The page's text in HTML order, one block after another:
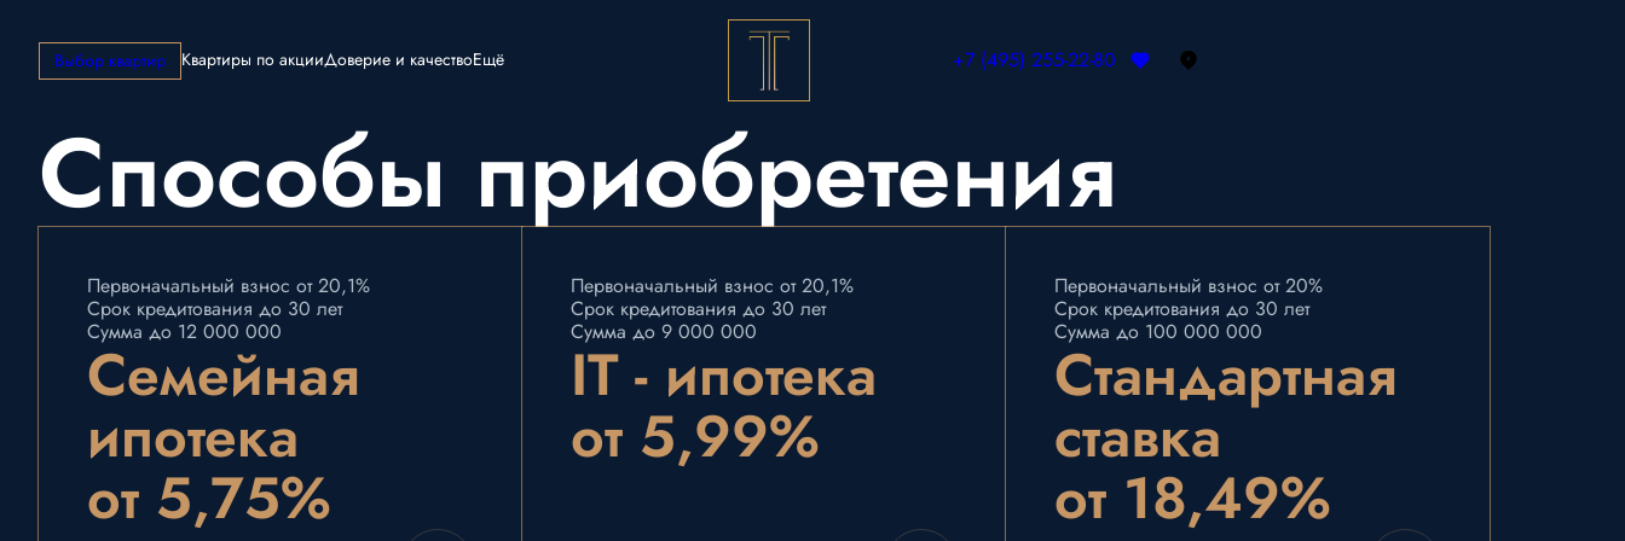
Выбор квартир Квартиры по акцииДоверие и качествоЕщё +7 (495) 255-22-80
Способы приобретения
Первоначальный взнос от 20,1%
Срок кредитования до 30 лет
Сумма до 12 000 000
Семейная
ипотека
от 5,75%
Первоначальный взнос от 20,1%
Срок кредитования до 30 лет
Сумма до 9 000 000
IT - ипотека
от 5,99%
Первоначальный взнос от 20%
Срок кредитования до 30 лет
Сумма до 100 000 000
Стандартная
ставка
от 18,49%